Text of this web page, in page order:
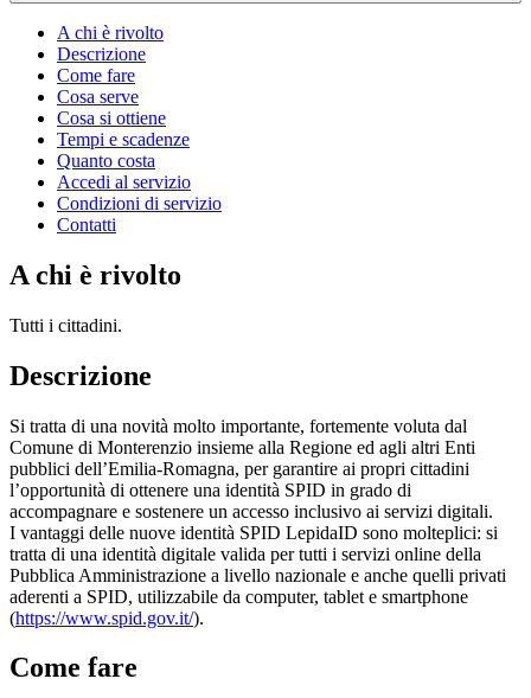
A chi è rivolto
Descrizione
Come fare
Cosa serve
Cosa si ottiene
Tempi e scadenze
Quanto costa
Accedi al servizio
Condizioni di servizio
Contatti
A chi è rivolto
Tutti i cittadini.
Descrizione
Si tratta di una novità molto importante, fortemente voluta dal
Comune di Monterenzio insieme alla Regione ed agli altri Enti
pubblici dell’Emilia-Romagna, per garantire ai propri cittadini
l’opportunità di ottenere una identità SPID in grado di
accompagnare e sostenere un accesso inclusivo ai servizi digitali.
I vantaggi delle nuove identità SPID LepidaID sono molteplici: si
tratta di una identità digitale valida per tutti i servizi online della
Pubblica Amministrazione a livello nazionale e anche quelli privati
aderenti a SPID, utilizzabile da computer, tablet e smartphone
(https://www.spid.gov.it/).
Come fare